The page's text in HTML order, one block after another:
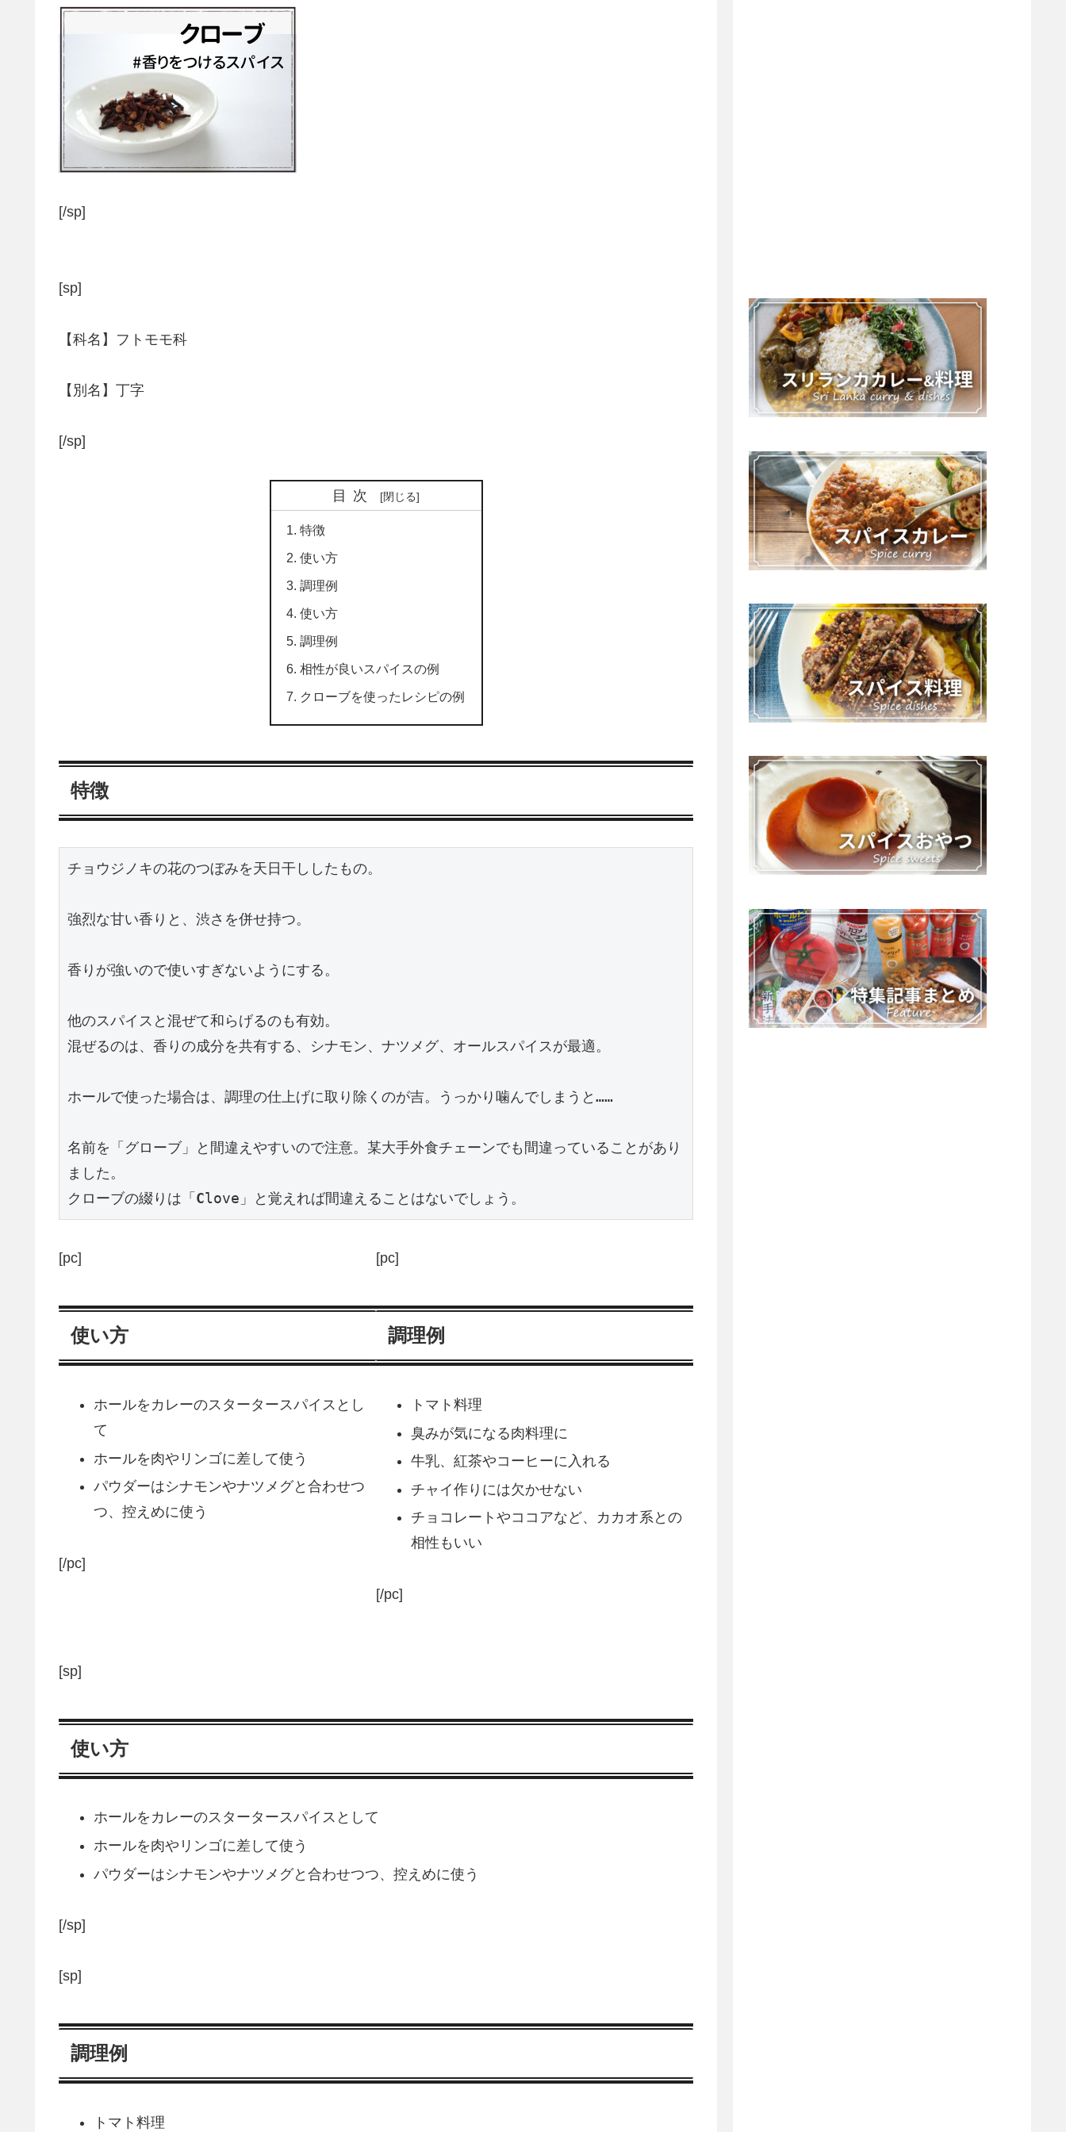
[/sp]
[sp]
【科名】フトモモ科
【別名】丁字
[/sp]
目次
特徴
使い方
調理例
使い方
調理例
相性が良いスパイスの例
クローブを使ったレシピの例
特徴
チョウジノキの花のつぼみを天日干ししたもの。
強烈な甘い香りと、渋さを併せ持つ。
香りが強いので使いすぎないようにする。
他のスパイスと混ぜて和らげるのも有効。
混ぜるのは、香りの成分を共有する、シナモン、ナツメグ、オールスパイスが最適。
ホールで使った場合は、調理の仕上げに取り除くのが吉。うっかり噛んでしまうと……
名前を「グローブ」と間違えやすいので注意。某大手外食チェーンでも間違っていることがあり
ました。
クローブの綴りは「C
[pc]
使い方
ホールをカレーのスタータースパイスとし
て
ホールを肉やリンゴに差して使う
パウダーはシナモンやナツメグと合わせつ
つ、控えめに使う
[/pc]
[pc]
調理例
トマト料理
臭みが気になる肉料理に
牛乳、紅茶やコーヒーに入れる
チャイ作りには欠かせない
チョコレートやココアなど、カカオ系との
相性もいい
[/pc]
[sp]
使い方
ホールをカレーのスタータースパイスとして
ホールを肉やリンゴに差して使う
パウダーはシナモンやナツメグと合わせつつ、控えめに使う
[/sp]
[sp]
調理例
トマト料理